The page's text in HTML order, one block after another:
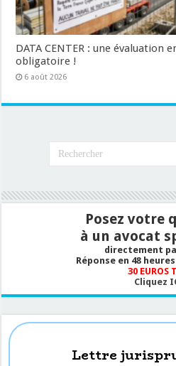
DATA CENTER : une évaluation
obligatoire !
6 août 2026
Posez votre
à un avocat
directement
Réponse en 48
30 EUROS
Cliquez
Lettre